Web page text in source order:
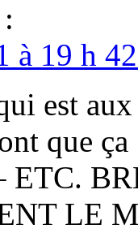
à 19 h
est
que
ETC.
LE